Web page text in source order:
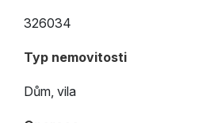
326034
Typ nemovitosti
Dům, vila